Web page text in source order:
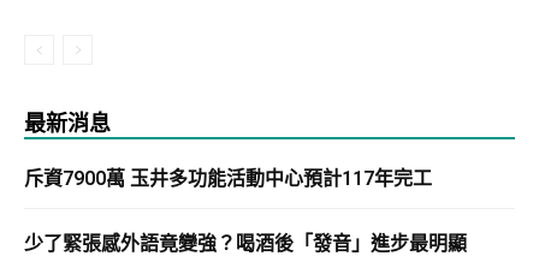
最新消息
斥資7900萬 玉井多功能活動中心預計117年完工
少了緊張感外語竟變強？喝酒後「發音」進步最明顯